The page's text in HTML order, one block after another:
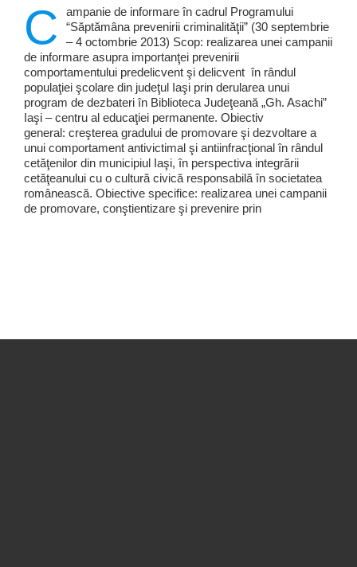
C
ampanie de informare în cadrul Programului
“Săptămâna prevenirii criminalităţii” (30 septembrie
– 4 octombrie 2013) Scop: realizarea unei campanii
de informare asupra importanţei prevenirii
comportamentului predelicvent şi delicvent în rândul
populaţiei şcolare din judeţul Iaşi prin derularea unui
program de dezbateri în Biblioteca Judeţeană „Gh. Asachi”
Iaşi – centru al educaţiei permanente. Obiectiv
general: creşterea gradului de promovare şi dezvoltare a
unui comportament antivictimal şi antiinfracţional în rândul
cetăţenilor din municipiul Iaşi, în perspectiva integrării
cetăţeanului cu o cultură civică responsabilă în societatea
românească. Obiective specifice: realizarea unei campanii
de promovare, conştientizare şi prevenire prin